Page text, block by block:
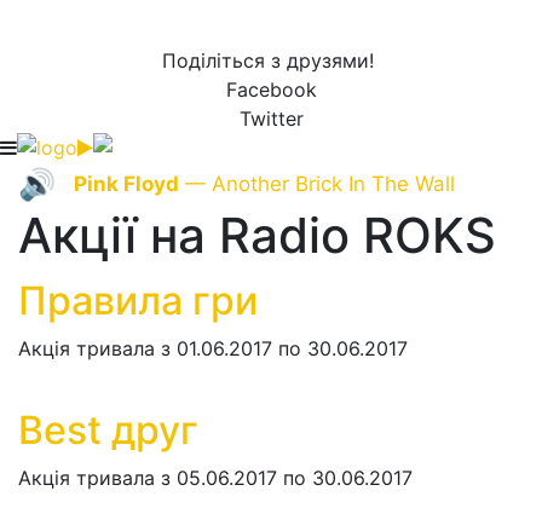
Поділіться з друзями!
Facebook
Twitter
🔊 Pink Floyd — Another Brick In The Wall
Акції на Radio ROKS
Правила гри
Акція тривала з 01.06.2017 по 30.06.2017
Best друг
Акція тривала з 05.06.2017 по 30.06.2017